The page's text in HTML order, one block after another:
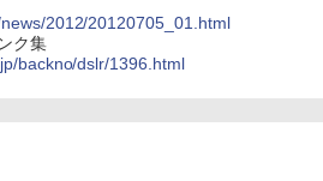
2012/20120705_01.html
ク集
backno/dslr/1396.html